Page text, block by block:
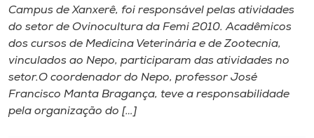
A
Internacionalização
Campus de Xanxerê, foi responsável pelas atividades
do setor de Ovinocultura da Femi 2010. Acadêmicos
dos cursos de Medicina Veterinária e de Zootecnia,
vinculados ao Nepo, participaram das atividades no
setor.O coordenador do Nepo, professor José
Francisco Manta Bragança, teve a responsabilidade
pela organização do […]